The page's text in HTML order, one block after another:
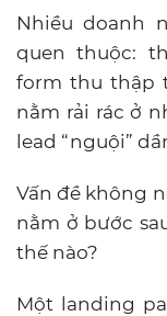
Nhiều doanh
quen thuộc:
form thu thập
nằm rải rác ở
lead “nguội”
Vấn đề không
nằm ở bước
thế nào?
Một landing